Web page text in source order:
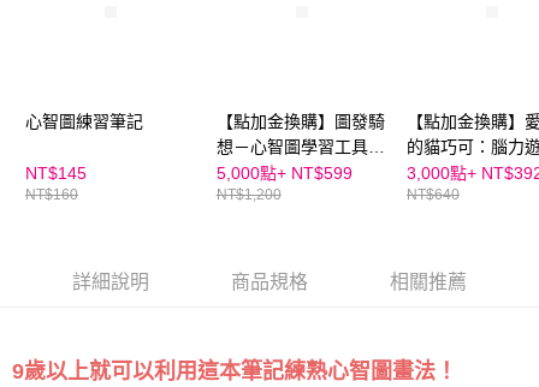
５．嚴禁一人註冊多個帳號或使用他人資訊註冊。若發現惡意使用之情形，
恩沛科技股份有限公司將有權停止該用戶之使用額度並採取法律行動。
心智圖練習筆記
NT$145
NT$160
【點加金換購】圖發騎
想－心智圖學習工具，
贈練習筆記本｜玩中
學，一張圖秒懂知識架
5,000點+ NT$599
NT$1,200
【點加金換購】
的貓巧可：腦力
事書(共２冊)
3,000點+
NT$640
詳細說明 商品規格 相關推薦
9歲以上就可以利用這本筆記練熟心智圖畫法！